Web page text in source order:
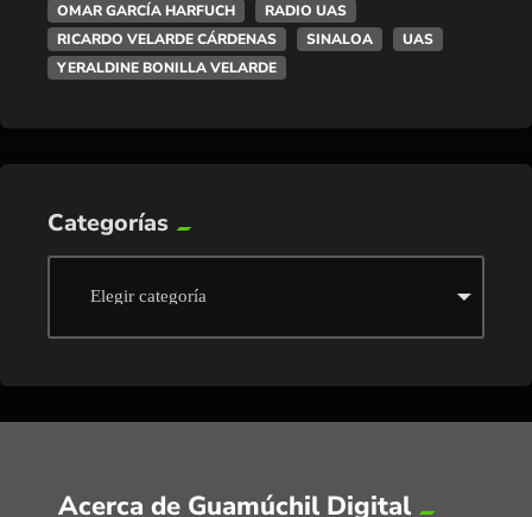
OMAR GARCÍA HARFUCH
RADIO UAS
RICARDO VELARDE CÁRDENAS
SINALOA
UAS
YERALDINE BONILLA VELARDE
Categorías
Acerca de Guamúchil Digital